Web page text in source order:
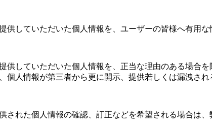
供していただいた個人情報を、ユーザーの皆様へ有用
供していただいた個人情報を、正当な理由のある場合
個人情報が第三者から更に開示、提供若しくは漏洩され
された個人情報の確認、訂正などを希望される場合は